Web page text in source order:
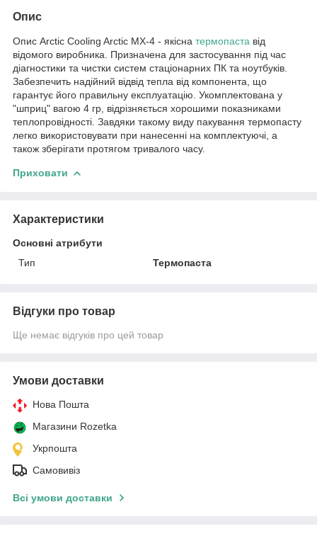
Опис
Опис Arctic Cooling Arctic MX-4 - якісна термопаста від
відомого виробника. Призначена для застосування під час
діагностики та чистки систем стаціонарних ПК та ноутбуків.
Забезпечить надійний відвід тепла від компонента, що
гарантує його правильну експлуатацію. Укомплектована у
"шприц" вагою 4 гр, відрізняється хорошими показниками
теплопровідності. Завдяки такому виду пакування термопасту
легко використовувати при нанесенні на комплектуючі, а
також зберігати протягом тривалого часу.
Приховати
Характеристики
Основні атрибути
Тип
Термопаста
Відгуки про товар
Ще немає відгуків про цей товар
Умови доставки
Нова Пошта
Магазини Rozetka
Укрпошта
Самовивіз
Всі умови доставки